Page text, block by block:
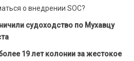
о внедрении SOC?
судоходство по Мухавцу
19 лет колонии за жестокое